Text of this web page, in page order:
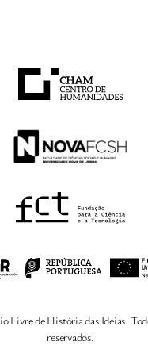
Livre de História das Ideias.
reservados.